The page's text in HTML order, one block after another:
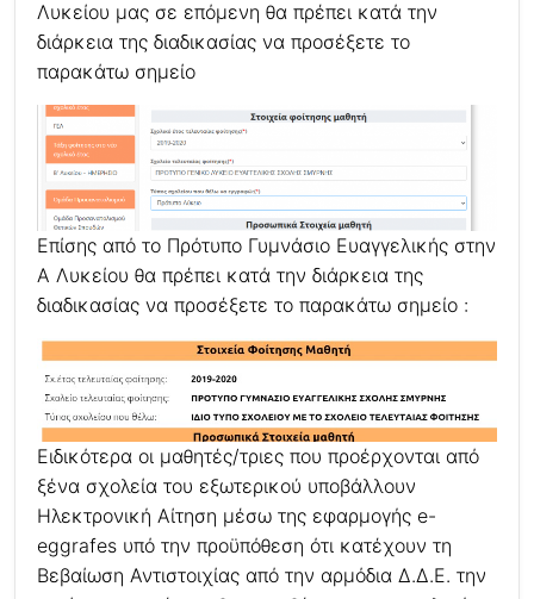
Λυκείου μας σε επόμενη θα πρέπει κατά την
διάρκεια της διαδικασίας να προσέξετε το
παρακάτω σημείο
Επίσης από το Πρότυπο Γυμνάσιο Ευαγγελικής στην
Α Λυκείου θα πρέπει κατά την διάρκεια της
διαδικασίας να προσέξετε το παρακάτω σημείο :
Ειδικότερα οι μαθητές/τριες που προέρχονται από
ξένα σχολεία του εξωτερικού υποβάλλουν
Ηλεκτρονική Αίτηση μέσω της εφαρμογής e-
eggrafes υπό την προϋπόθεση ότι κατέχουν τη
Βεβαίωση Αντιστοιχίας από την αρμόδια Δ.Δ.Ε. την